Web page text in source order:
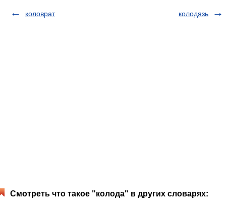
коловрат колодязь
Смотреть что такое "колода" в других словарях: